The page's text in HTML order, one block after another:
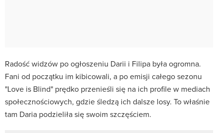
Radość widzów po ogłoszeniu Darii i Filipa była ogromna.
Fani od początku im kibicowali, a po emisji całego sezonu
"Love is Blind" prędko przenieśli się na ich profile w mediach
społecznościowych, gdzie śledzą ich dalsze losy. To właśnie
tam Daria podzieliła się swoim szczęściem.